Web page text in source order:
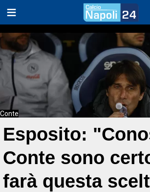
Conte
Esposito:
Conte sono
farà questa